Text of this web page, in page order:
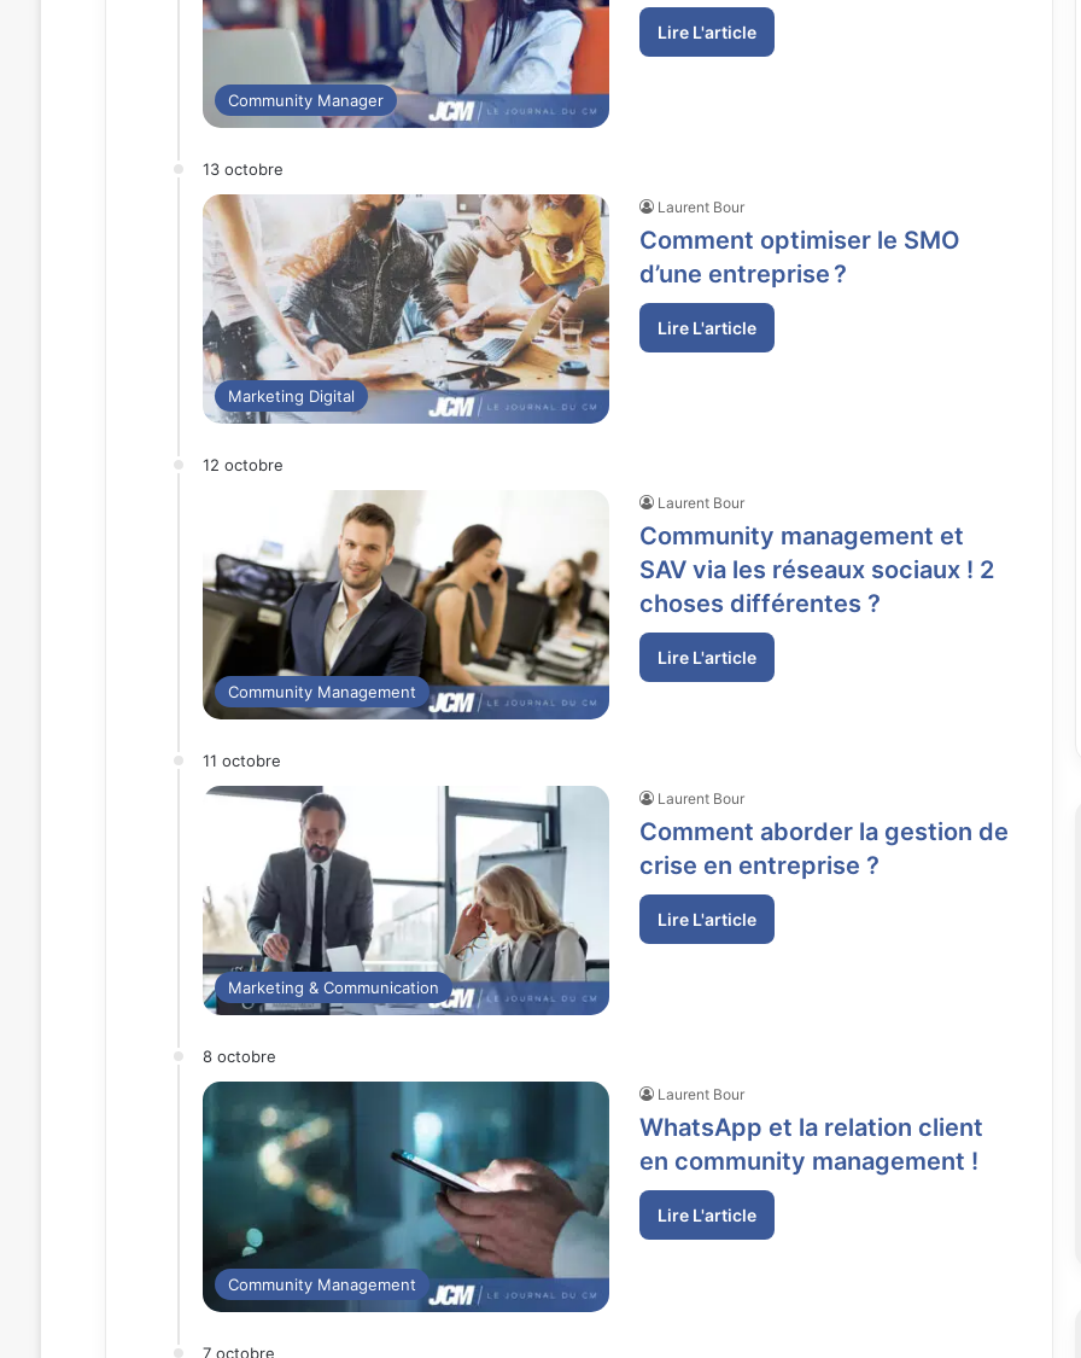
Community Manager
Lire L'article
13 octobre
Marketing Digital
Laurent Bour
Comment optimiser le SMO
d’une entreprise ?
Lire L'article
12 octobre
Community Management
Laurent Bour
Community management et
SAV via les réseaux sociaux ! 2
choses différentes ?
Lire L'article
11 octobre
Marketing & Communication
Laurent Bour
Comment aborder la gestion de
crise en entreprise ?
Lire L'article
8 octobre
Community Management
Laurent Bour
WhatsApp et la relation client
en community management !
Lire L'article
7 octobre